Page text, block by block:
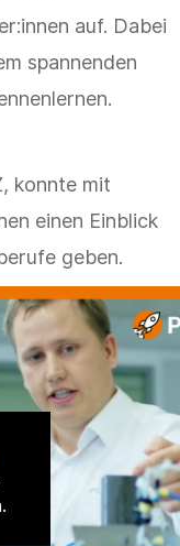
auf. Dabei
spannenden
konnte mit
einen Einblick
geben.